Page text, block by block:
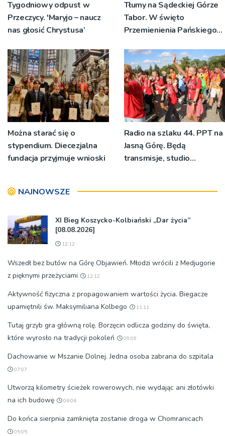
Tygodniowy odpust w
Przeczycy. 'Maryjo – naucz
nas głosić Chrystusa’
Tłumy na Sądeckiej Górze
Tabor. W święto
Przemienienia Pańskiego
znaczeniu Sakramentów
[ZDJĘCIA]
Można starać się o
stypendium. Diecezjalna
fundacja przyjmuje wnioski
Radio na szlaku 44. PPT na
Jasną Górę. Będą
transmisje, studio
NAJNOWSZE
XI Bieg Koszycko-Kolbiański „Dar życia”
[08.08.2026]
12:12
Wszedł bez butów na Górę Objawień. Młodzi wrócili z Medjugorie
z pięknymi przeżyciami
12:12
Aktywność fizyczna z propagowaniem wartości życia. Biegacze
upamiętnili św. Maksymiliana Kolbego
11:11
Tutaj grzyb gra główną rolę. Borzęcin odlicza godziny do święta,
które wyrosło na tradycji pokoleń
09:09
Dachowanie w Mszanie Dolnej. Jedna osoba zabrana do szpitala
07:07
Utworzą kilometry ścieżek rowerowych, nie wydając ani złotówki
na ich budowę
06:06
Do końca sierpnia zamknięta zostanie droga w Chomranicach
05:05